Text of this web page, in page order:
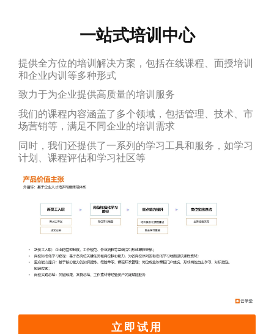
一站式培训中心
提供全方位的培训解决方案，包括在线课程、面授培训
和企业内训等多种形式
致力于为企业提供高质量的培训服务
我们的课程内容涵盖了多个领域，包括管理、技术、市
场营销等，满足不同企业的培训需求
同时，我们还提供了一系列的学习工具和服务，如学习
计划、课程评估和学习社区等
立即试用